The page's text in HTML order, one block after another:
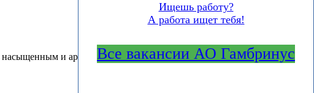
насыщенным и ароматным.
Ищешь работу?
А работа ищет тебя!
Все вакансии АО Гамбринус